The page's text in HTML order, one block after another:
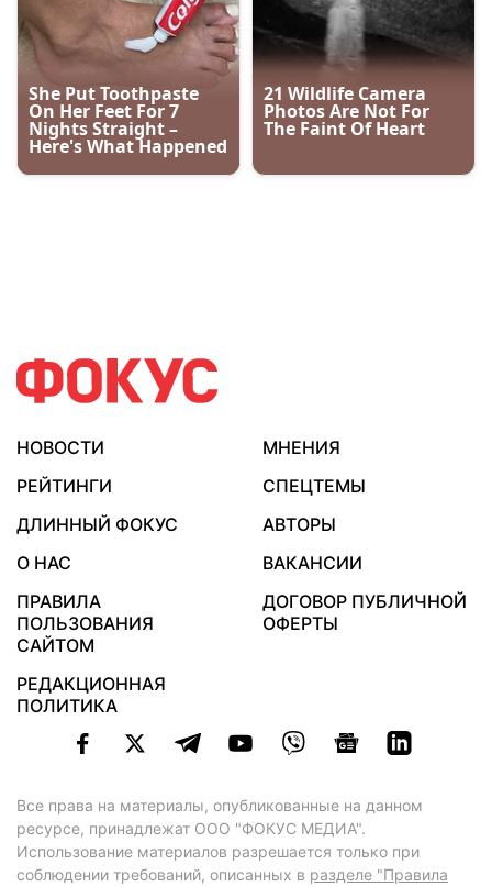
НОВОСТИ
МНЕНИЯ
РЕЙТИНГИ
СПЕЦТЕМЫ
ДЛИННЫЙ ФОКУС
АВТОРЫ
О НАС
ВАКАНСИИ
ПРАВИЛА
ПОЛЬЗОВАНИЯ
САЙТОМ
ДОГОВОР ПУБЛИЧНОЙ
ОФЕРТЫ
РЕДАКЦИОННАЯ
ПОЛИТИКА
Все права на материалы, опубликованные на данном
ресурсе, принадлежат ООО "ФОКУС МЕДИА".
Использование материалов разрешается только при
соблюдении требований, описанных в разделе "Правила